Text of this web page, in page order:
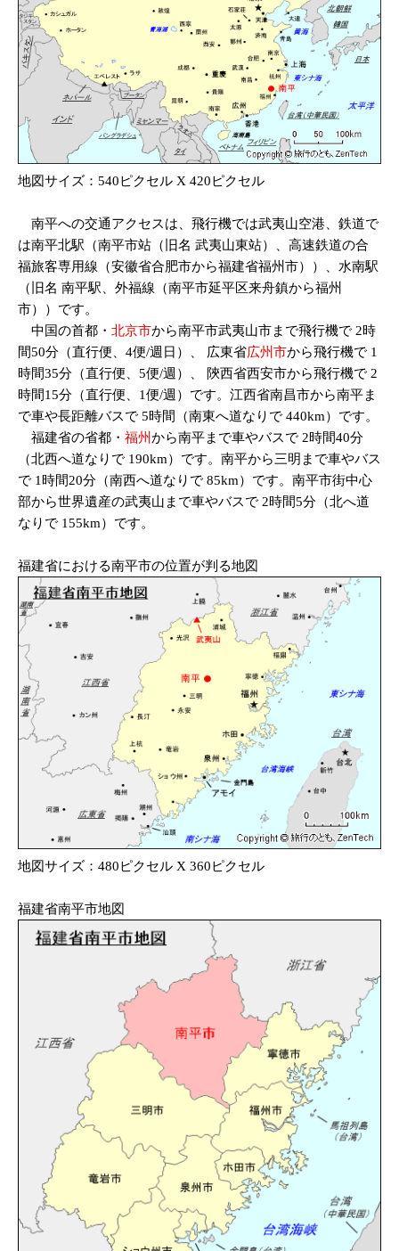
地図サイズ：540ピクセル X 420ピクセル
南平への交通アクセスは、飛行機では武夷山空港、鉄道で
は南平北駅（南平市站（旧名 武夷山東站）、高速鉄道の合
福旅客専用線（安徽省合肥市から福建省福州市））、水南駅
（旧名 南平駅、外福線（南平市延平区来舟鎮から福州
市））です。
中国の首都・ 北京市から南平市武夷山市まで飛行機で 2時
間50分（直行便、4便/週日）、 広東省広州市から飛行機で 1
時間35分（直行便、5便/週）、
陝西省西安市から飛行機で 2
時間15分（直行便、1便/週）です。江西省南昌市から南平ま
で車や長距離バスで 5時間（南東へ道なりで 440km）です。
福建省の省都・ 福州から南平まで車やバスで 2時間40分
（北西へ道なりで 190km）です。南平から三明まで車やバス
で 1時間20分（南西へ道なりで 85km）です。南平市街中心
部から世界遺産の武夷山まで車やバスで 2時間5分（北へ道
なりで 155km）です。
福建省における南平市の位置が判る地図
地図サイズ：480ピクセル X 360ピクセル
福建省南平市地図